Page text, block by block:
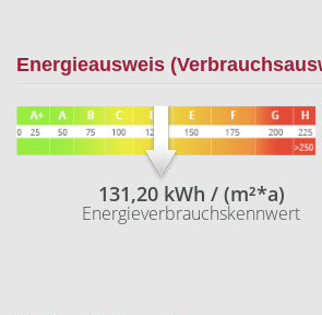
Energieausweis
131,20 kWh / (m²*a)
Energieverbrauchskennwert